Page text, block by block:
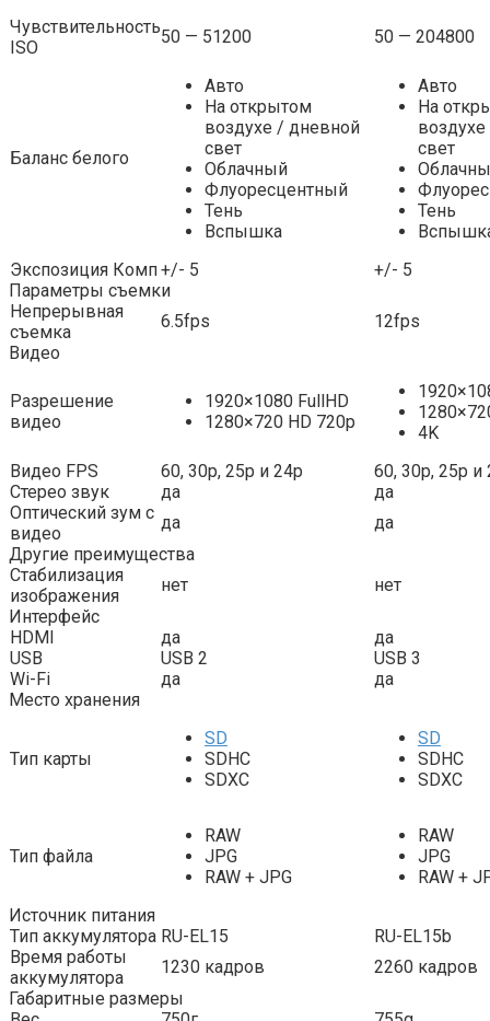
Чувствительность
ISO
50 — 51200 50 — 204800
Баланс белого
Авто
На открытом
воздухе / дневной
свет
Облачный
Флуоресцентный
Тень
Вспышка
Авто
На
свет
Тень
Экспозиция Комп+/- 5
+/- 5
Параметры съемки
Непрерывная
съемка
6.5fps
12fps
Видео
Разрешение
видео
1920×1080 FullHD
1280×720 HD 720p
4K
Видео FPS
60, 30р, 25р и 24р
60, 30р, 25р и
Стерео звук
да
да
Оптический зум с
видео
да
да
Другие преимущества
Стабилизация
изображения
нет
нет
Интерфейс
HDMI
да
да
USB
USB 2
USB 3
Wi-Fi
да
да
Место хранения
Тип карты
SD
SDHC
SDXC
SD
SDHC
SDXC
Тип файла
RAW
JPG
RAW + JPG
RAW
JPG
RAW +
Источник питания
Тип аккумулятора RU-EL15
RU-EL15b
Время работы
аккумулятора
1230 кадров
2260 кадров
Габаритные размеры